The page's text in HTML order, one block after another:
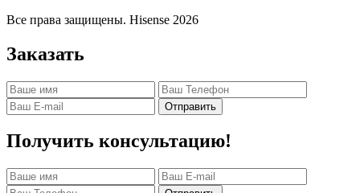
Все права защищены. Hisense 2026
Заказать
Отправить
Получить консультацию!